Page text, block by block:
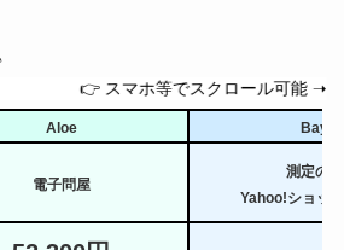
👉 スマホ等でスクロール可能 ➝
Aloe Bay
電子問屋
測定の森
Yahoo!ショッ